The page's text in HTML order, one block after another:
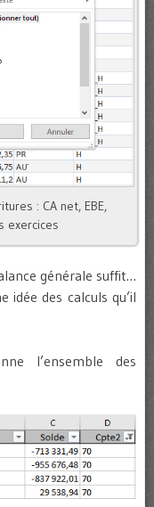
: CA net, EBE,
exercices
générale suffit…
idée des calculs qu’il
l’ensemble des